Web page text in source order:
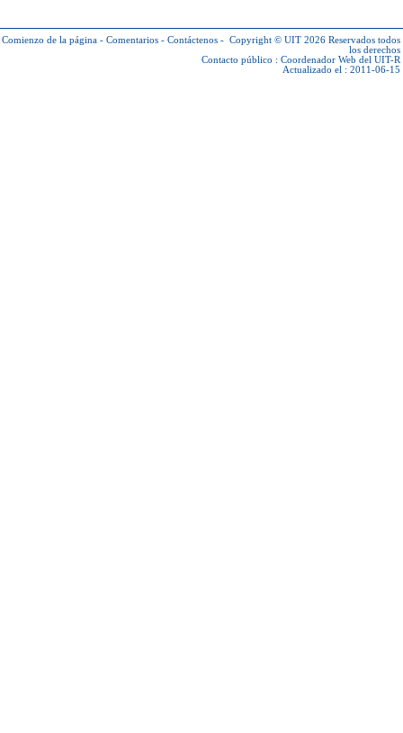
Comienzo de la página - Comentarios - Contáctenos - Copyright © UIT 2026 Reservados todos
los derechos
Contacto público : Coordenador Web del UIT-R
Actualizado el : 2011-06-15